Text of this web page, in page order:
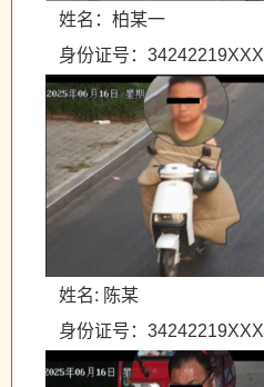
姓名：柏某一
身份证号：
姓名: 陈某
身份证号：